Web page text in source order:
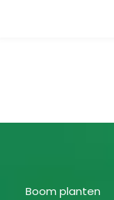
Boom planten